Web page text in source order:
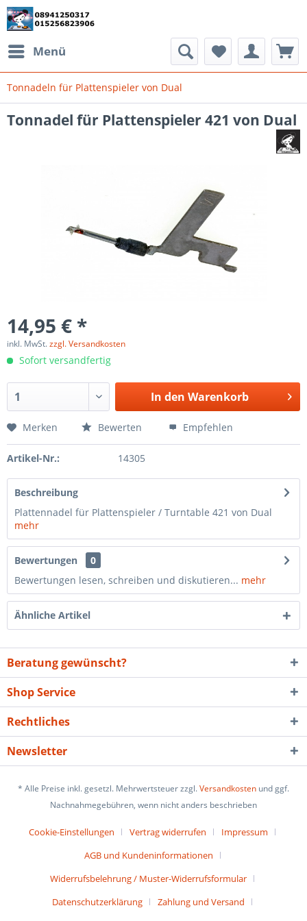
Menü
Tonnadeln für Plattenspieler von Dual
Tonnadel für Plattenspieler 421 von Dual
14,95 € *
inkl. MwSt.zzgl. Versandkosten
Sofort versandfertig
In den Warenkorb
Merken Bewerten Empfehlen
Artikel-Nr.: 14305
Beschreibung
Plattennadel für Plattenspieler / Turntable 421 von Dual
mehr
Bewertungen
0
Bewertungen lesen, schreiben und diskutieren... mehr
Ähnliche Artikel
Beratung gewünscht?
Shop Service
Rechtliches
Newsletter
* Alle Preise inkl. gesetzl. Mehrwertsteuer zzgl.Versandkosten und ggf.
Nachnahmegebühren, wenn nicht anders beschrieben
Cookie-Einstellungen Vertrag widerrufen
Impressum
AGB und Kundeninformationen
Widerrufsbelehrung / Muster-Widerrufsformular
Datenschutzerklärung
Zahlung und Versand